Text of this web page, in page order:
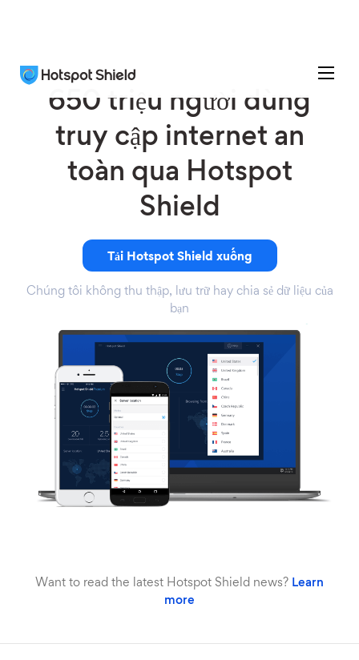
650 triệu người dùng
truy cập internet an
toàn qua Hotspot
Shield
Tải Hotspot Shield xuống
Chúng tôi không thu thập, lưu trữ hay chia sẻ dữ liệu của
bạn
Want to read the latest Hotspot Shield news? Learn
more